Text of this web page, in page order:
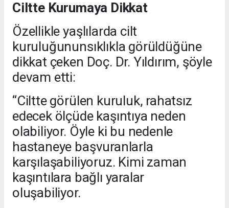
Ciltte Kurumaya Dikkat
Özellikle yaşlılarda cilt
kuruluğununsıklıkla görüldüğüne
dikkat çeken Doç. Dr. Yıldırım, şöyle
devam etti:
“Ciltte görülen kuruluk, rahatsız
edecek ölçüde kaşıntıya neden
olabiliyor. Öyle ki bu nedenle
hastaneye başvuranlarla
karşılaşabiliyoruz. Kimi zaman
kaşıntılara bağlı yaralar
oluşabiliyor.